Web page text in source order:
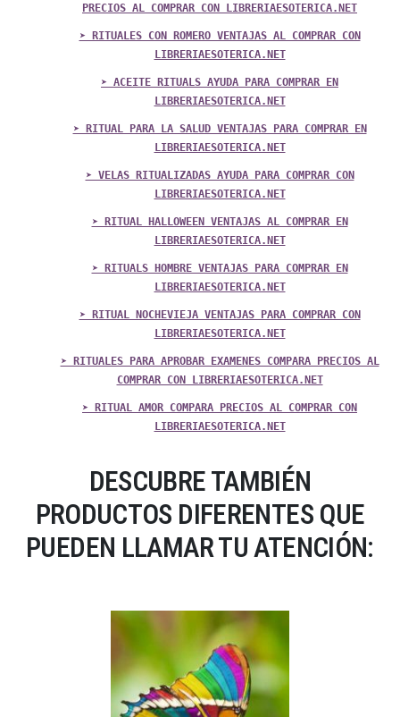
PRECIOS AL COMPRAR CON LIBRERIAESOTERICA.NET
➤ RITUALES CON ROMERO VENTAJAS AL COMPRAR CON
LIBRERIAESOTERICA.NET
➤ ACEITE RITUALS AYUDA PARA COMPRAR EN
LIBRERIAESOTERICA.NET
➤ RITUAL PARA LA SALUD VENTAJAS PARA COMPRAR EN
LIBRERIAESOTERICA.NET
➤ VELAS RITUALIZADAS AYUDA PARA COMPRAR CON
LIBRERIAESOTERICA.NET
➤ RITUAL HALLOWEEN VENTAJAS AL COMPRAR EN
LIBRERIAESOTERICA.NET
➤ RITUALS HOMBRE VENTAJAS PARA COMPRAR EN
LIBRERIAESOTERICA.NET
➤ RITUAL NOCHEVIEJA VENTAJAS PARA COMPRAR CON
LIBRERIAESOTERICA.NET
➤ RITUALES PARA APROBAR EXAMENES COMPARA PRECIOS AL
COMPRAR CON LIBRERIAESOTERICA.NET
➤ RITUAL AMOR COMPARA PRECIOS AL COMPRAR CON
LIBRERIAESOTERICA.NET
DESCUBRE TAMBIÉN
PRODUCTOS DIFERENTES QUE
PUEDEN LLAMAR TU ATENCIÓN: